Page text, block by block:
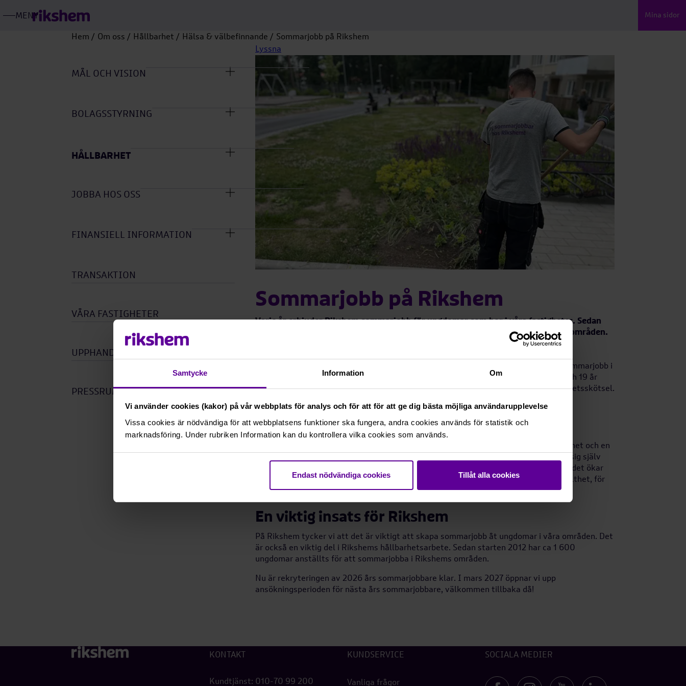
Samtycke Information Om
Vi använder cookies (kakor) på vår webbplats för analys och för att för att ge dig bästa möjliga användarupplevelse
Vissa cookies är nödvändiga för att webbplatsens funktioner ska fungera, andra cookies används för statistik och
marknadsföring. Under rubriken Information kan du kontrollera vilka cookies som används.
Endast nödvändiga cookies Tillåt alla cookies
MENY
ÖPPNA
Mina sidor
Hem Om oss Hållbarhet Hälsa & välbefinnande
Sommarjobb på Rikshem
Lyssna
Sommarjobb på Rikshem
Varje år erbjuder Rikshem sommarjobb för ungdomar som bor i våra fastigheter. Sedan
starten 2012 har ca 1 600 sommarjobbare arbetat med att göra fint i Rikshems områden.
Rikshem vill ge unga möjligheten att komma ut i arbetslivet och satsar därför på sommarjobb i
olika former. Varje år kan ungdomar som bor i våra områden och som är mellan 16 och 19 år
sommarjobba hos oss. Arbetet är varierat och handlar till stor del om lättare fastighetsskötsel.
Stolt över mitt bostadsområde
Ett sommarjobb ger så mycket mer än bara sysselsättning. Ungdomarna får erfarenhet och en
inblick i hur det är i arbetslivet. Det är inte ovanligt att man upptäcker nya sidor av sig själv
och oanade talanger. Dessutom tror vi att engagemanget för det egna bostadsområdet ökar
om ungdomarna själva är med och tar hand om det. Sommarjobbet kan väcka en stolthet, för
den egna insatsen i ens eget bostadsområde.
En viktig insats för Rikshem
På Rikshem tycker vi att det är viktigt att skapa sommarjobb åt ungdomar i våra områden. Det
är också en viktig del i Rikshems hållbarhetsarbete. Sedan starten 2012 har ca 1 600
ungdomar anställts för att sommarjobba i Rikshems områden.
Nu är rekryteringen av 2026 års sommarjobbare klar. I mars 2027 öppnar vi upp
ansökningsperioden för nästa års sommarjobbare, välkommen tillbaka då!
MÅL OCH VISION
BOLAGSSTYRNING
HÅLLBARHET
JOBBA HOS OSS
FINANSIELL INFORMATION
TRANSAKTION
VÅRA FASTIGHETER
UPPHANDLINGAR
PRESSRUM
KONTAKT
Kundtjänst: 010-70 99 200
KUNDSERVICE
Vanliga frågor
SOCIALA MEDIER